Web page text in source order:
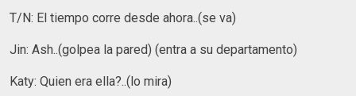
T/N: El tiempo corre desde ahora..(se va)
Jin: Ash..(golpea la pared) (entra a su departamento)
Katy: Quien era ella?..(lo mira)